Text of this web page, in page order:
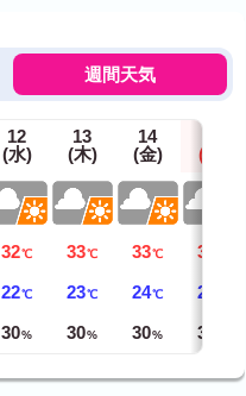
週間天気
12
(水)
32℃
22℃
30%
13
(木)
33℃
23℃
30%
14
(金)
33℃
24℃
30%
(土)
34
23
30